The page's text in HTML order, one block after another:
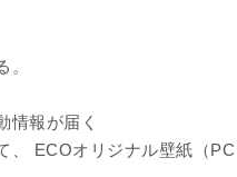
情報が届く
、 ECOオリジナル壁紙（PC